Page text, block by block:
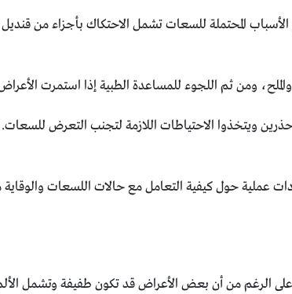
المحتملة للسعات تشمل الاحتكاك بأجزاء من
ومن ثم اللجوء للمساعدة الطبية إذا استمرت
ويتخذوا الاحتياطات اللازمة لتجنب التعرض
عملية حول كيفية التعامل مع حالات اللسعات والوقاية
على الرغم من أن بعض الأعراض قد تكون طفيفة وتشمل